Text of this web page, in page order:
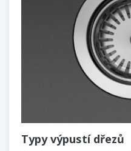
Typy výpustí dřezů